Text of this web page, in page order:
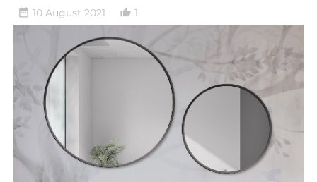
date_range 10 August 2021 thumb_up_alt 1